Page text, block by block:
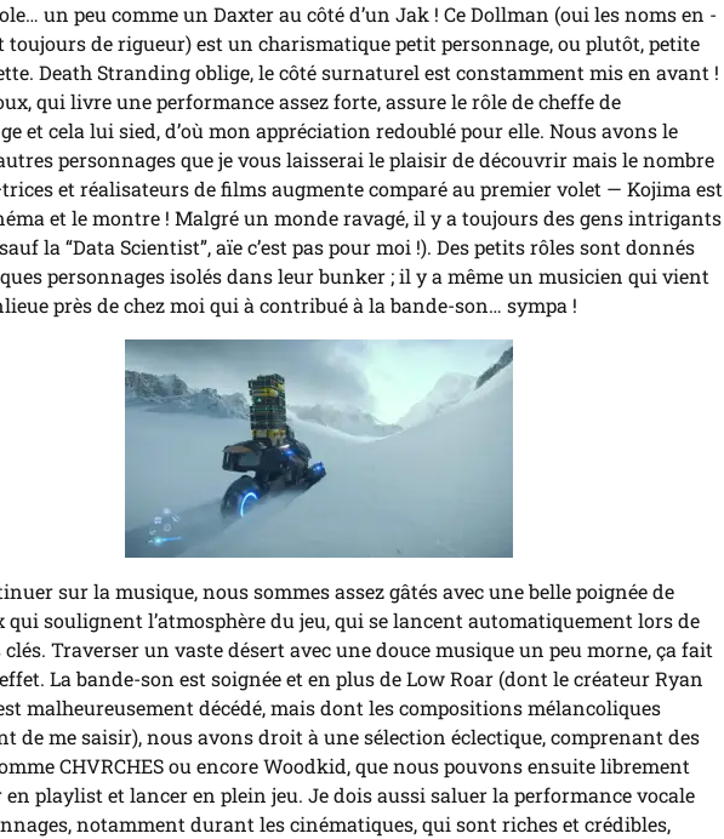
un peu comme un Daxter au côté d’un Jak ! Ce Dollman (oui les noms en -
toujours de rigueur) est un charismatique petit personnage, ou plutôt, petite
Death Stranding oblige, le côté surnaturel est constamment mis en avant !
qui livre une performance assez forte, assure le rôle de cheffe de
et cela lui sied, d’où mon appréciation redoublé pour elle. Nous avons le
personnages que je vous laisserai le plaisir de découvrir mais le nombre
et réalisateurs de films augmente comparé au premier volet — Kojima est
et le montre ! Malgré un monde ravagé, il y a toujours des gens intrigants
la “Data Scientist”, aïe c’est pas pour moi !). Des petits rôles sont donnés
personnages isolés dans leur bunker ; il y a même un musicien qui vient
près de chez moi qui à contribué à la bande-son… sympa !
sur la musique, nous sommes assez gâtés avec une belle poignée de
qui soulignent l’atmosphère du jeu, qui se lancent automatiquement lors de
Traverser un vaste désert avec une douce musique un peu morne, ça fait
La bande-son est soignée et en plus de Low Roar (dont le créateur Ryan
malheureusement décédé, mais dont les compositions mélancoliques
de me saisir), nous avons droit à une sélection éclectique, comprenant des
CHVRCHES ou encore Woodkid, que nous pouvons ensuite librement
playlist et lancer en plein jeu. Je dois aussi saluer la performance vocale
notamment durant les cinématiques, qui sont riches et crédibles,